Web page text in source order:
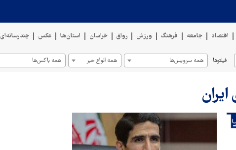
اقتصاد جامعه فرهنگ ورزش رواق خراسان استان‌ها عکس چندرسانه‌ای
فیلترها همه سرویس‌ها همه انواع خبر همه باکس‌ها